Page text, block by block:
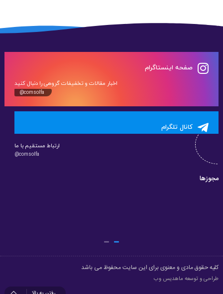
صفحه اینستاگرام
اخبار مقالات و تخفیفات گروهی را دنبال کنید
@comsolfa
کانال تلگرام
ارتباط مستقیم با ما
@comsolfa
مجوزها
کلیه حقوق مادی و معنوی برای این سایت محفوظ می باشد
طراحی و توسعه ماهدیس وب